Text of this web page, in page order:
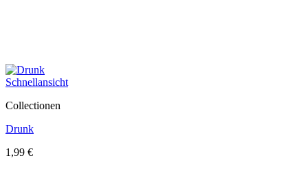
Schnellansicht
Collectionen
Drunk
1,99 €